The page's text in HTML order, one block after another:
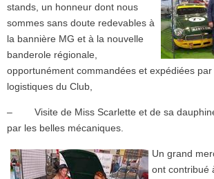
stands, un honneur dont nous
sommes sans doute redevables à
la bannière MG et à la nouvelle
banderole régionale,
opportunément commandées et expédiées
logistiques du Club,
– Visite de Miss Scarlette et de sa
par les belles mécaniques.
Un grand
ont contribué